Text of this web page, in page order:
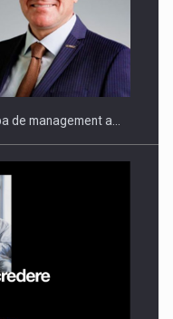
de management a…